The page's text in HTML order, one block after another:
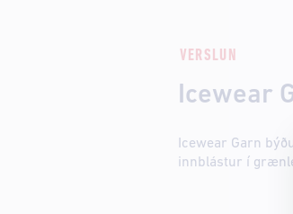
VERSLUN
Icewear
Icewear Garn
innblástur í